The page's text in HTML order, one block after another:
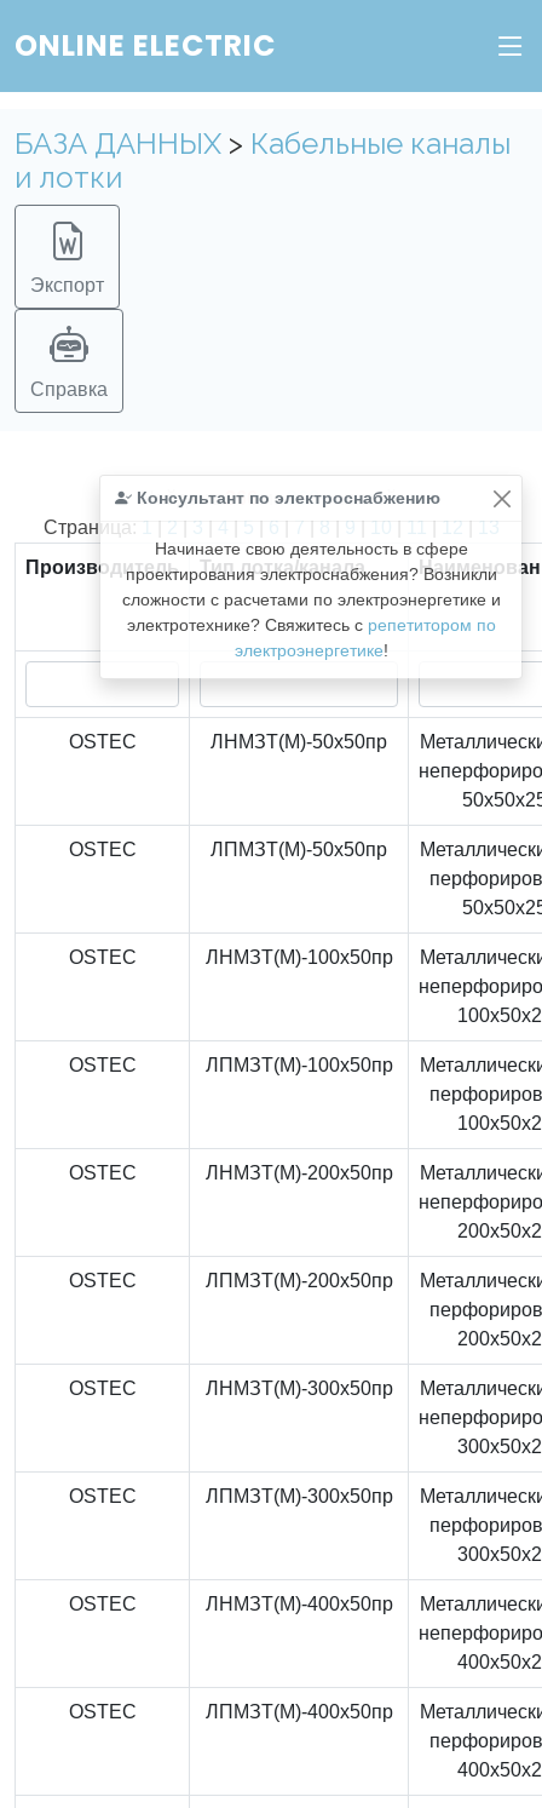
ONLINE ELECTRIC
БАЗА ДАННЫХ > Кабельные каналы
и лотки
Экспорт
Справка
Консультант по электроснабжению
Начинаете свою деятельность в сфере
проектирования электроснабжения? Возникли
сложности с расчетами по электроэнергетике и
электротехнике? Свяжитесь с репетитором по
электроэнергетике!
Найдено366из366записей.
Страница: 1 | 2 | 3 | 4 | 5 | 6 | 7 | 8 | 9 | 10 | 11 | 12 | 13
Производитель
Тип лотка/канала
OSTEC ЛНМЗТ(М)-50x50пр
OSTEC ЛПМЗТ(М)-50x50пр
OSTEC ЛНМЗТ(М)-100x50пр
OSTEC ЛПМЗТ(М)-100x50пр
OSTEC ЛНМЗТ(М)-200x50пр
OSTEC ЛПМЗТ(М)-200x50пр
OSTEC ЛНМЗТ(М)-300x50пр
OSTEC ЛПМЗТ(М)-300x50пр
OSTEC ЛНМЗТ(М)-400x50пр
OSTEC ЛПМЗТ(М)-400x50пр